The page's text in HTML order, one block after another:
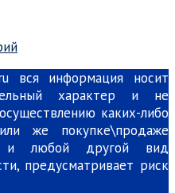
вся информация носит
характер и не
каких-либо
же покупке\продаже
и любой другой вид
предусматривает риск